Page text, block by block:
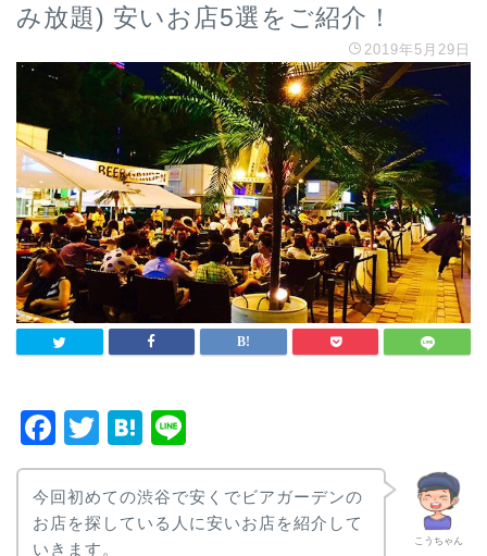
み放題) 安いお店5選をご紹介！
2019年5月29日
F
a
c
e
T
wi
tt
er
H
at
e
n
n
e
こうちゃん
今回初めての渋谷で安くでビアガーデンの
お店を探している人に安いお店を紹介して
いきます。